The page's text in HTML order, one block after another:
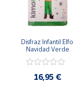
Disfraz Infantil Elfo
Navidad Verde
16,95 €